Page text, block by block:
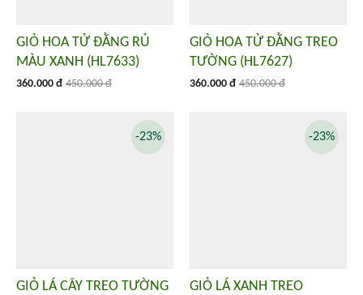
GIỎ HOA TỬ ĐẰNG RỦ
MÀU XANH (HL7633)
360.000 đ 450.000 đ
GIỎ HOA TỬ ĐẰNG TREO
TƯỜNG (HL7627)
360.000 đ 450.000 đ
GIỎ LÁ CÂY TREO TƯỜNG
-23%
GIỎ LÁ XANH TREO
-23%